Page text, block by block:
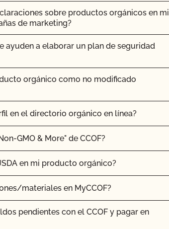
sobre productos orgánicos en mi
de marketing?
ayuden a elaborar un plan de seguridad
orgánico como no modificado
en el directorio orgánico en línea?
GMO & More" de CCOF?
en mi producto orgánico?
materiales en MyCCOF?
pendientes con el CCOF y pagar en
mi perfil de cliente?
a mi certificación CCOF?
de Seguridad Alimentaria de
del ganado orgánico?
los rumiantes orgánicos?
un certificado NOP de importación?
Transitoria, ¿tendré que someterme a
productor transitorio certificado, ¿obtengo